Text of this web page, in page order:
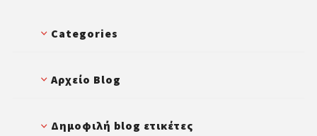
Categories
Αρχείο Blog
Δημοφιλή blog ετικέτες